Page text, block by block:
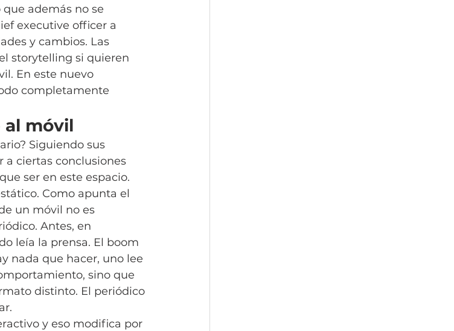
además no se
executive officer a
y cambios. Las
storytelling si quieren
En este nuevo
completamente
al móvil
Siguiendo sus
a ciertas conclusiones
ser en este espacio.
Como apunta el
un móvil no es
Antes, en
leía la prensa. El boom
nada que hacer, uno lee
sino que
distinto. El periódico
y eso modifica por